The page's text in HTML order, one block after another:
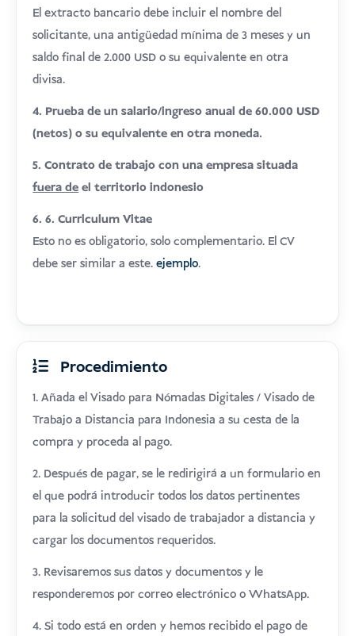
El extracto bancario debe incluir el nombre del
solicitante, una antigüedad mínima de 3 meses y un
saldo final de 2.000 USD o su equivalente en otra
divisa.
4. Prueba de un salario/ingreso anual de 60.000 USD
(netos) o su equivalente en otra moneda.
5. Contrato de trabajo con una empresa situada
fuera deel territorio indonesio
6. 6. Curriculum Vitae
Esto no es obligatorio, solo complementario. El CV
debe ser similar a este.ejemplo.
Procedimiento
1. Añada el Visado para Nómadas Digitales / Visado de
Trabajo a Distancia para Indonesia a su cesta de la
compra y proceda al pago.
2. Después de pagar, se le redirigirá a un formulario en
el que podrá introducir todos los datos pertinentes
para la solicitud del visado de trabajador a distancia y
cargar los documentos requeridos.
3. Revisaremos sus datos y documentos y le
responderemos por correo electrónico o WhatsApp.
4. Si todo está en orden y hemos recibido el pago de